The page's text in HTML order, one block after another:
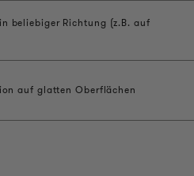
beliebiger Richtung (z.B. auf
auf glatten Oberflächen